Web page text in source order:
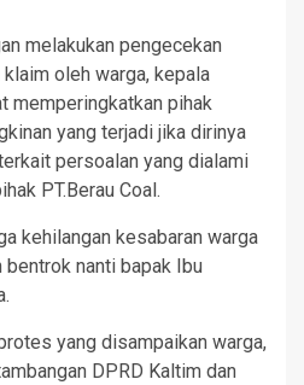
melakukan pengecekan
oleh warga, kepala
memperingkatkan pihak
yang terjadi jika dirinya
persoalan yang dialami
PT.Berau Coal.
kehilangan kesabaran warga
bentrok nanti bapak Ibu
yang disampaikan warga,
DPRD Kaltim dan